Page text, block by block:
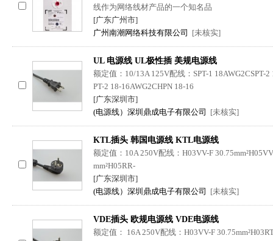
线作为网络线材产品的一个知名品
[广东广州市]
广州南潮网络科技有限公司
[未核实]
UL 电源线 UL极性插 美规电源线
额定值：10/13A 125V配线：SPT-1 18AWG2CSPT-
PT-2 18-16AWG2CHPN 18-16
[广东深圳市]
(电源线）深圳鼎成电子有限公司
[未核实]
KTL插头 韩国电源线 KTL电源线
额定值：10A 250V配线：H03VV-F
mm²H05RR-
[广东深圳市]
(电源线）深圳鼎成电子有限公司
[未核实]
VDE插头 欧规电源线 VDE电源线
额定值： 16A 250V配线：H03VV-F